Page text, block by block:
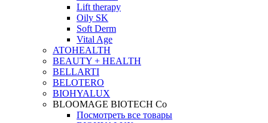
Lift therapy
Oily SK
Soft Derm
Vital Age
ATOHEALTH
BEAUTY + HEALTH
BELLARTI
BELOTERO
BIOHYALUX
BLOOMAGE BIOTECH Co
Посмотреть все товары